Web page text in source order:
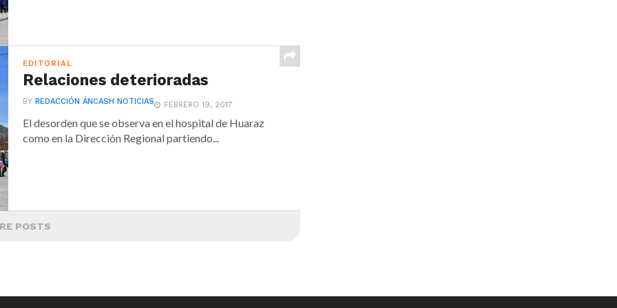
EDITORIAL
Relaciones deterioradas
BYREDACCIÓN ÁNCASH NOTICIAS FEBRERO 19, 2017
El desorden que se observa en el hospital de Huaraz
como en la Dirección Regional partiendo...
POSTS